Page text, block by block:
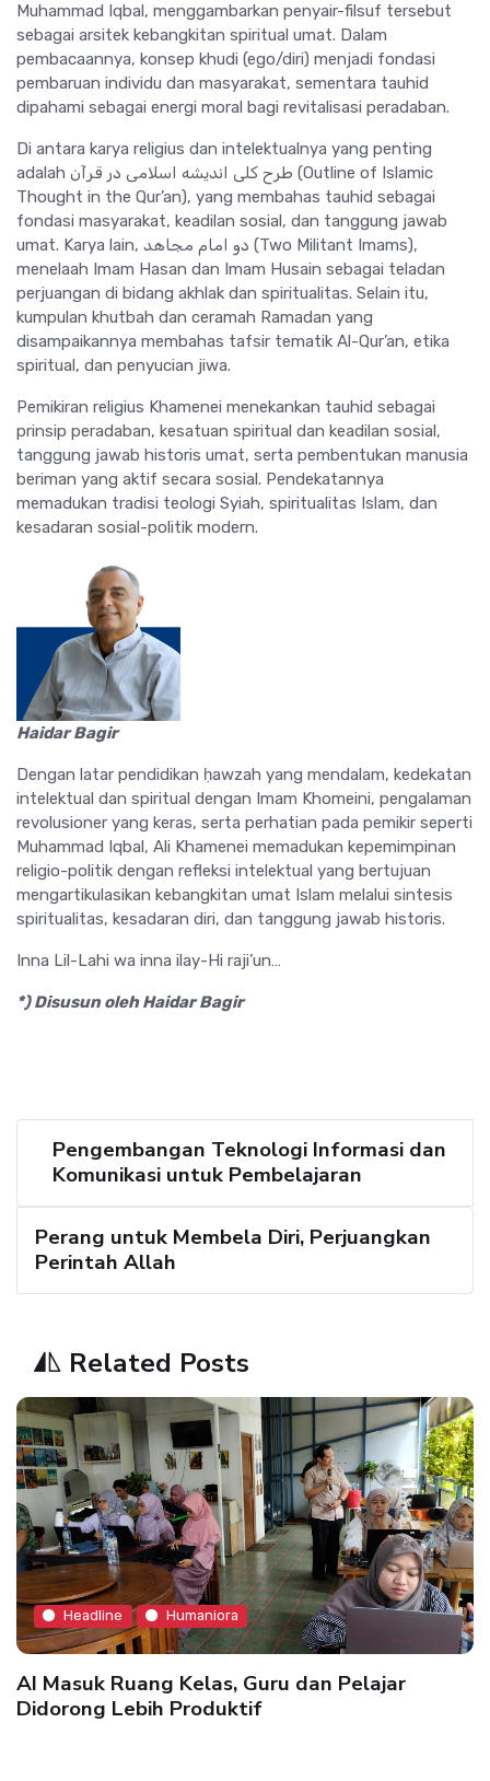
Muhammad Iqbal, menggambarkan penyair-filsuf tersebut
sebagai arsitek kebangkitan spiritual umat. Dalam
pembacaannya, konsep khudi (ego/diri) menjadi fondasi
pembaruan individu dan masyarakat, sementara tauhid
dipahami sebagai energi moral bagi revitalisasi peradaban.
Di antara karya religius dan intelektualnya yang penting
adalah طرح کلی اندیشه اسلامی در قرآن (Outline of Islamic
Thought in the Qur’an), yang membahas tauhid sebagai
fondasi masyarakat, keadilan sosial, dan tanggung jawab
umat. Karya lain, دو امام مجاهد (Two Militant Imams),
menelaah Imam Hasan dan Imam Husain sebagai teladan
perjuangan di bidang akhlak dan spiritualitas. Selain itu,
kumpulan khutbah dan ceramah Ramadan yang
disampaikannya membahas tafsir tematik Al-Qur’an, etika
spiritual, dan penyucian jiwa.
Pemikiran religius Khamenei menekankan tauhid sebagai
prinsip peradaban, kesatuan spiritual dan keadilan sosial,
tanggung jawab historis umat, serta pembentukan manusia
beriman yang aktif secara sosial. Pendekatannya
memadukan tradisi teologi Syiah, spiritualitas Islam, dan
kesadaran sosial-politik modern.
Haidar Bagir
Dengan latar pendidikan ḥawzah yang mendalam, kedekatan
intelektual dan spiritual dengan Imam Khomeini, pengalaman
revolusioner yang keras, serta perhatian pada pemikir seperti
Muhammad Iqbal, Ali Khamenei memadukan kepemimpinan
religio-politik dengan refleksi intelektual yang bertujuan
mengartikulasikan kebangkitan umat Islam melalui sintesis
spiritualitas, kesadaran diri, dan tanggung jawab historis.
Inna Lil-Lahi wa inna ilay-Hi raji’un…
*) Disusun oleh Haidar Bagir
Pengembangan Teknologi Informasi dan
Komunikasi untuk Pembelajaran
Perang untuk Membela Diri, Perjuangkan
Perintah Allah
Related Posts
Headline Humaniora
AI Masuk Ruang Kelas, Guru dan Pelajar
Didorong Lebih Produktif